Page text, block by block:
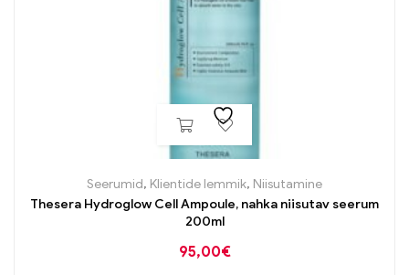
Seerumid, Klientide lemmik, Niisutamine
Thesera Hydroglow Cell Ampoule, nahka niisutav seerum
200ml
95,00€